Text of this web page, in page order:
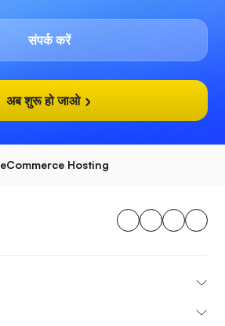
संपर्क करें
अब शुरू हो जाओ
eCommerce Hosting